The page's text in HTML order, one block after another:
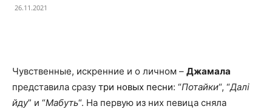
26.11.2021
Чувственные, искренние и о личном – Джамала
представила сразу три новых песни: “Потайки“, “Далі
йду” и “Мабуть“. На первую из них певица сняла